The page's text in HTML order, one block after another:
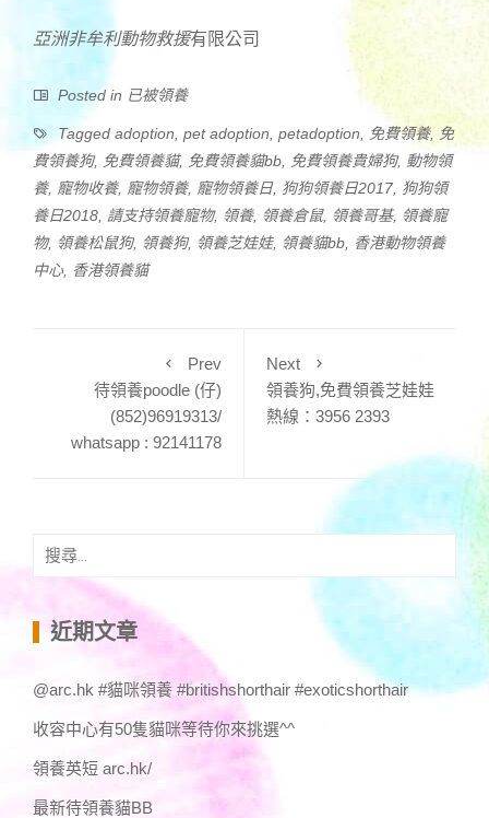
亞洲非牟利動物救援有限公司
Posted in 已被領養
Tagged adoption pet adoption petadoption 免費領養, 免
費領養狗, 免費領養貓, 免費領養貓bb 免費領養貴婦狗, 動物領
養, 寵物收養, 寵物領養, 寵物領養日, 狗狗領養日2017 狗狗領
養日2018 請支持領養寵物, 領養, 領養倉鼠, 領養哥基, 領養寵
物, 領養松鼠狗, 領養狗, 領養芝娃娃, 領養貓bb
香港動物領養
中心
香港領養貓
Prev
待領養poodle (仔)
(852)96919313/
whatsapp : 92141178
Next
領養狗,免費領養芝娃娃
熱線：3956 2393
搜
鍵 近期文章
@arc.hk #貓咪領養 #britishshorthair #exoticshorthair
收容中心有50隻貓咪等待你來挑選^^
領養英短 arc.hk/
最新待領養貓BB